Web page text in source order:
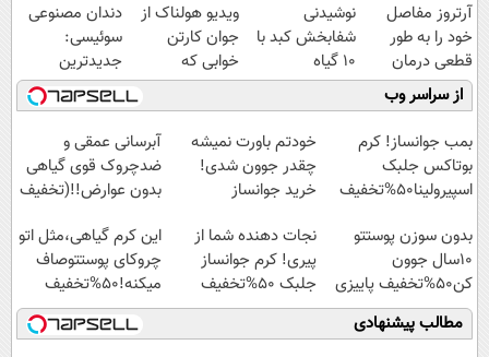
آرتروز مفاصل
خود را به طور
قطعی درمان
کنید!
◗پرسش‌نامه◖
نوشیدنی
شفابخش کبد با
10 گیاه
موثر(تخفیف تا
امشب)
ویدیو هولناک از
جوان کارتن
خوابی که
میلیاردر شد.
آموزش رایگان
دندان مصنوعی
سوئیسی:
جدیدترین
فناوری اروپا،
سبک و مقاوم |
پرداخت قسطی
از سراسر وب
بمب جوانساز! کرم
بوتاکس جلبک
اسپیرولینا50%تخفیف
خودتم باورت نمیشه
چقدر جوون شدی!
خرید جوانساز
ویژه
آبرسانی عمقی و
ضدچروک قوی گیاهی
بدون عوارض!!(تخفیف
بدون سوزن پوستتو
10سال جوون
کن50%تخفیف پاییزی
نجات دهنده شما از
پیری! کرم جوانساز
جلبک 50%تخفیف
این کرم گیاهی،مثل اتو
چروکای پوستتوصاف
میکنه!50%تخفیف
مطالب پیشنهادی